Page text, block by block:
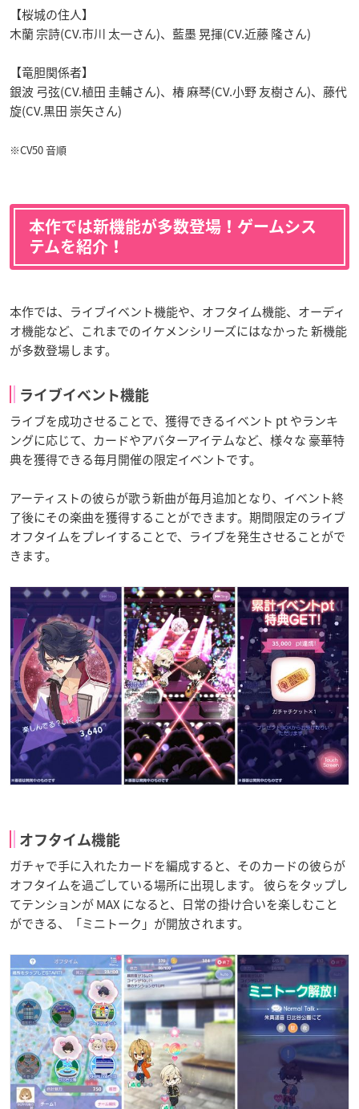
【桜城の住人】
木蘭 宗詩(CV.市川 太一さん)、藍墨 晃揮(CV.近藤 隆さん)
【竜胆関係者】
銀波 弓弦(CV.植田 圭輔さん)、椿 麻琴(CV.小野 友樹さん)、藤代
旋(CV.黒田 崇矢さん)
※CV50 音順
本作では新機能が多数登場！ゲームシス
テムを紹介！
本作では、ライブイベント機能や、オフタイム機能、オーディ
オ機能など、これまでのイケメンシリーズにはなかった 新機能
が多数登場します。
ライブイベント機能
ライブを成功させることで、獲得できるイベント pt やランキ
ングに応じて、カードやアバターアイテムなど、様々な 豪華特
典を獲得できる毎月開催の限定イベントです。
アーティストの彼らが歌う新曲が毎月追加となり、イベント終
了後にその楽曲を獲得することができます。期間限定のライブ
オフタイムをプレイすることで、ライブを発生させることがで
きます。
オフタイム機能
ガチャで手に入れたカードを編成すると、そのカードの彼らが
オフタイムを過ごしている場所に出現します。 彼らをタップし
てテンションが MAX になると、日常の掛け合いを楽しむこと
ができる、「ミニトーク」が開放されます。